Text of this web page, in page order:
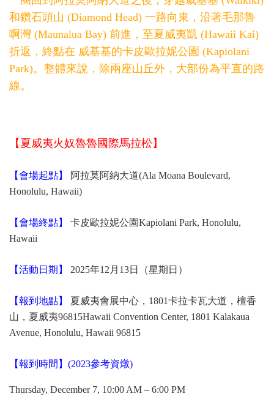
和鑽石頭山 (Diamond Head) 一路向東，沿著毛那魯
啊灣 (Maunalua Bay) 前進，至夏威夷凱 (Hawaii Kai)
折返，終點在 威基基的卡皮歐拉妮公園 (Kapiolani
Park)。整體來說，除兩座山丘外，大部份為平直的路
線。
【夏威夷火奴魯魯國際馬拉松】
【會場起點】
阿拉莫阿納大道(Ala Moana Boulevard,
Honolulu, Hawaii)
【會場終點】
卡皮歐拉妮公園Kapiolani Park, Honolulu,
Hawaii
【活動日期】 2025年12月13日（星期日）
【報到地點】
夏威夷會展中心，1801卡拉卡瓦大道，檀香
山，夏威夷96815Hawaii Convention Center, 1801 Kalakaua
Avenue, Honolulu, Hawaii 96815
【報到時間】(2023參考資燉)
Thursday, December 7, 10:00 AM – 6:00 PM